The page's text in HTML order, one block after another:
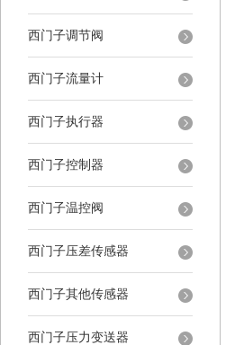
西门子调节阀
西门子流量计
西门子执行器
西门子控制器
西门子温控阀
西门子压差传感器
西门子其他传感器
西门子压力变送器